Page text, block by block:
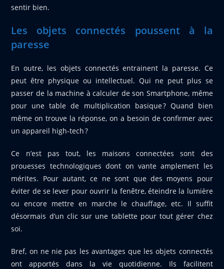
sentir bien.
Les objets connectés poussent à la
paresse
En outre, les objets connectés entrainent la paresse. Ce
peut être physique ou intellectuel. Qui ne peut plus se
passer de la machine à calculer de son Smartphone, même
pour une table de multiplication basique ? Quand bien
même on trouve la réponse, on a besoin de confirmer avec
un appareil high-tech ?
Ce n’est pas tout, les maisons connectées sont des
prouesses technologiques dont on vante amplement les
mérites. Pour autant, ce ne sont que des moyens pour
éviter de se lever pour ouvrir la fenêtre, éteindre la lumière
ou encore mettre en marche le chauffage, etc. Il suffit
désormais d’un clic sur une tablette pour tout gérer chez
soi.
Bref, on ne nie pas les avantages que les objets connectés
ont apportés dans la vie quotidienne. Ils facilitent